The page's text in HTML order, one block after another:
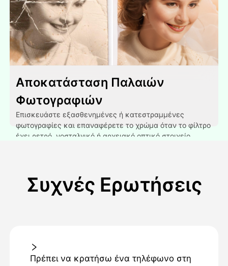
Αποκατάσταση Παλαιών
Φωτογραφιών
Επισκευάστε εξασθενημένες ή κατεστραμμένες
φωτογραφίες και επαναφέρετε το χρώμα όταν το φίλτρο
έχει ρετρό, νοσταλγικό ή αρχειακό οπτικό στοιχείο.
Συχνές Ερωτήσεις
Πρέπει να κρατήσω ένα τηλέφωνο στη